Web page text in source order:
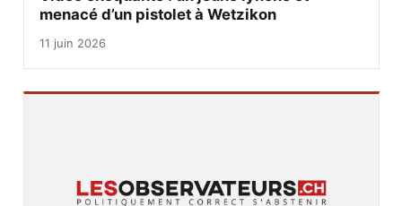
menacé d’un pistolet à Wetzikon
11 juin 2026